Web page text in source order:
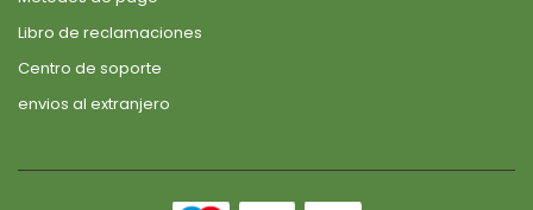
Libro de reclamaciones
Centro de soporte
envios al extranjero